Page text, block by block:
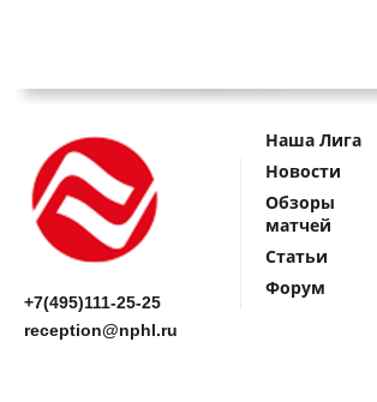
+7(495)111-25-25
reception@nphl.ru
Наша Лига
Новости
Обзоры
матчей
Статьи
Форум